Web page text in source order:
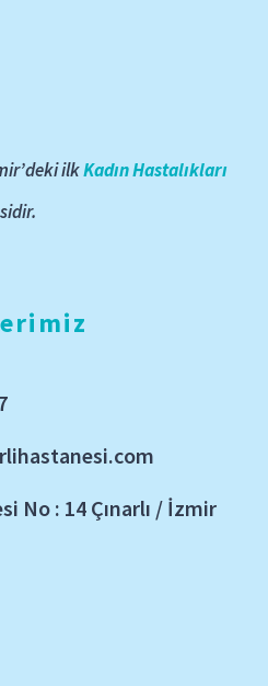
ilkKadın Hastalıkları
No : 14 Çınarlı / İzmir